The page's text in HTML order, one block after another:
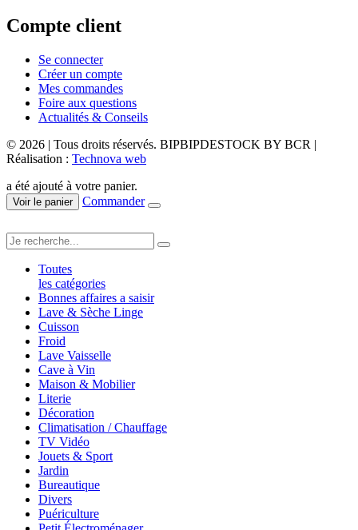
Compte client
Se connecter
Créer un compte
Mes commandes
Foire aux questions
Actualités & Conseils
© 2026 | Tous droits réservés. BIPBIPDESTOCK BY BCR |
Réalisation : Technova web
a été ajouté à votre panier.
Voir le panier Commander
Toutes
les catégories
Bonnes affaires a saisir
Lave & Sèche Linge
Cuisson
Froid
Lave Vaisselle
Cave à Vin
Maison & Mobilier
Literie
Décoration
Climatisation / Chauffage
TV Vidéo
Jouets & Sport
Jardin
Bureautique
Divers
Puériculture